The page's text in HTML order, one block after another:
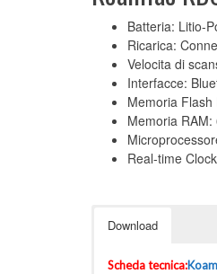
Batteria: Litio-
Ricarica:
Velocita di
Interfacce:
Memoria
Memoria RAM:
Real-time
Download
Scheda tecnica: